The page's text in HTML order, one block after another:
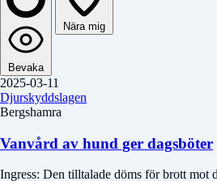
Bevaka
Nära mig
2025-03-11
Djurskyddslagen
Bergshamra
Vanvård av hund ger dagsböter
Ingress: Den tilltalade döms för brott mot